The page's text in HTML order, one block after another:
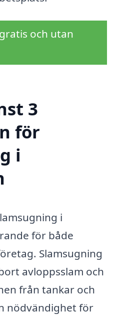
och utan
3
för
i
i
för både
Slamsugning
avloppsslam och
från tankar och
nödvändighet för